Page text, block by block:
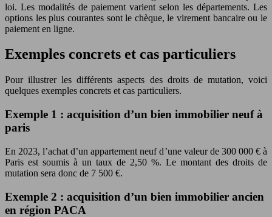
loi. Les modalités de paiement varient selon les départements. Les
options les plus courantes sont le chèque, le virement bancaire ou le
paiement en ligne.
Exemples concrets et cas particuliers
Pour illustrer les différents aspects des droits de mutation, voici
quelques exemples concrets et cas particuliers.
Exemple 1 : acquisition d’un bien immobilier neuf à
paris
En 2023, l’achat d’un appartement neuf d’une valeur de 300 000 € à
Paris est soumis à un taux de 2,50 %. Le montant des droits de
mutation sera donc de 7 500 €.
Exemple 2 : acquisition d’un bien immobilier ancien
en région PACA